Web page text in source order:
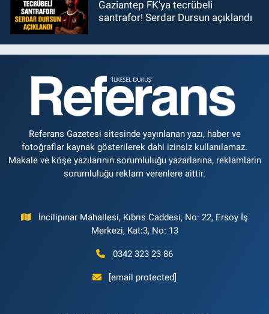
Gaziantep FK'ya tecrübeli
santrafor! Serdar Dursun açıklandı
Referans Gazetesi sitesinde yayınlanan yazı, haber ve
fotoğraflar kaynak gösterilerek dahi izinsiz kullanılamaz.
Makale ve köşe yazılarının sorumluluğu yazarlarına, reklamların
sorumluluğu reklam verenlere aittir.
İncilipınar Mahallesi, Kıbrıs Caddesi, No: 22, Ersoy İş
Merkezi, Kat:3, No: 13
0342 323 23 86
[email protected]